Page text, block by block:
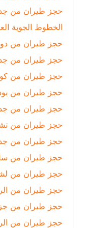
حجز طيران من جدة
الخطوط الجوية العراقية
حجز طيران من
حجز طيران من جدة إلى
حجز طيران من كوتاباتو
حجز طيران من بودروم
حجز طيران من جدة إلى
حجز طيران من تشيناي
حجز طيران من جدة إلى
حجز طيران من سان
حجز طيران من لشبونة
حجز طيران من الرياض
حجز طيران من جزيرة
حجز طيران من الرياض